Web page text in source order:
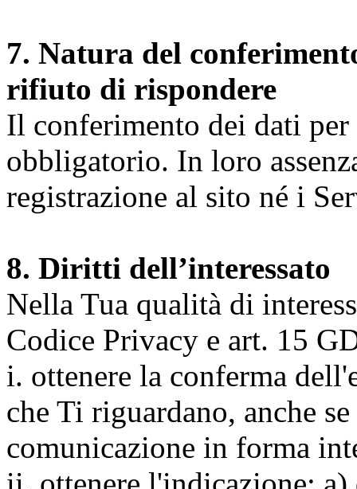
7. Natura del
rifiuto di rispondere
Il conferimento dei dati
obbligatorio. In loro
registrazione al sito né i
8. Diritti dell’interessato
Nella Tua qualità di
Codice Privacy e art. 15
i. ottenere la conferma
che Ti riguardano, anche
comunicazione in forma